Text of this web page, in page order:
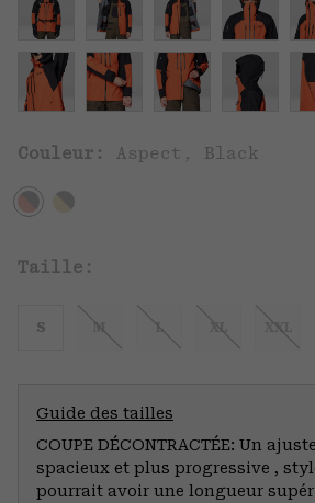
Couleur: Aspect, Black
Taille:
S M L XL XXL
Guide des tailles
COUPE DÉCONTRACTÉE: Un
spacieux et plus progressive ,
pourrait avoir une longueur